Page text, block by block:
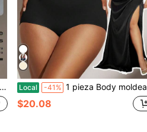
Local -41% 1 pieza Body moldeador sin costuras de talla grande para mujer en color negro, con ajuste de cintura, control abdominal y levantamiento de glúteos, entrenamiento de cintura y abdomen plano
$20.08